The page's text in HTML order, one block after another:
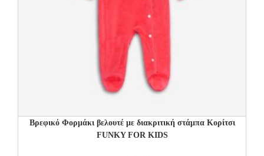
Βρεφικό Φορμάκι βελουτέ με διακριτική στάμπα Κορίτσι
FUNKY FOR KIDS